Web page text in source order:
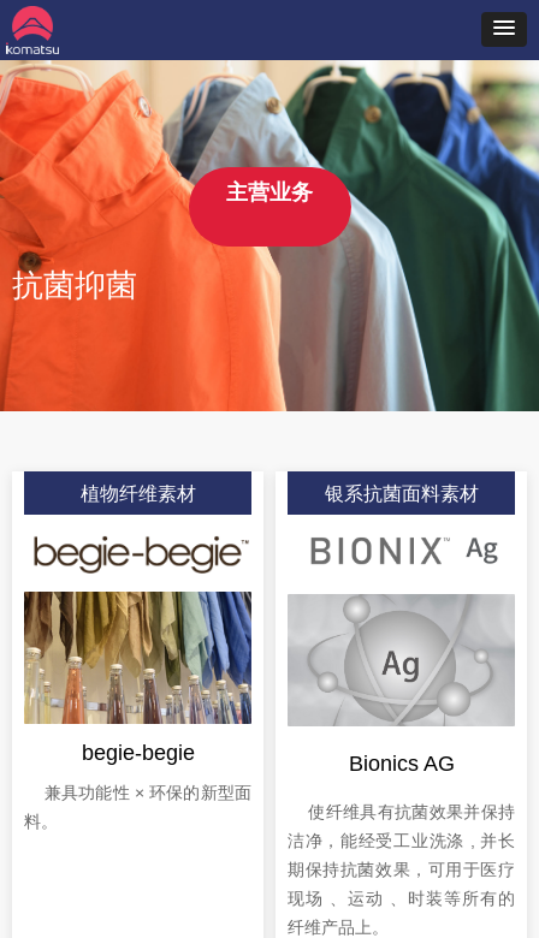
抗菌抑菌
主营业务
植物纤维素材
begie-begie
兼具功能性 × 环保的新型面
料。
银系抗菌面料素材
Bionics AG
使纤维具有抗菌效果并保持
洁净，能经受工业洗涤 , 并长
期保持抗菌效果，可用于医疗
现场 、运动 、时装等所有的
纤维产品上。